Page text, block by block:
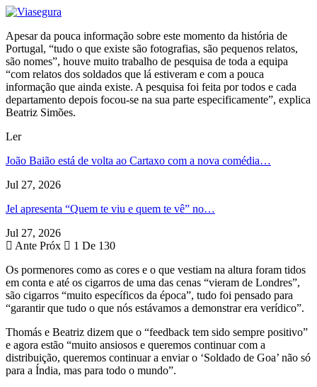
Apesar da pouca informação sobre este momento da história de
Portugal, “tudo o que existe são fotografias, são pequenos relatos,
são nomes”, houve muito trabalho de pesquisa de toda a equipa
“com relatos dos soldados que lá estiveram e com a pouca
informação que ainda existe. A pesquisa foi feita por todos e cada
departamento depois focou-se na sua parte especificamente”, explica
Beatriz Simões.
Ler
João Baião está de volta ao Cartaxo com a nova comédia…
Jul 27, 2026
Jel apresenta “Quem te viu e quem te vê” no…
Jul 27, 2026
Ante Próx
1 De 130
Os pormenores como as cores e o que vestiam na altura foram tidos
em conta e até os cigarros de uma das cenas “vieram de Londres”,
são cigarros “muito específicos da época”, tudo foi pensado para
“garantir que tudo o que nós estávamos a demonstrar era verídico”.
Thomás e Beatriz dizem que o “feedback tem sido sempre positivo”
e agora estão “muito ansiosos e queremos continuar com a
distribuição, queremos continuar a enviar o ‘Soldado de Goa’ não só
para a Índia, mas para todo o mundo”.